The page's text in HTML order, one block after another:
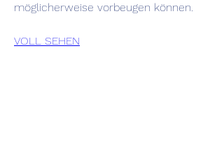
möglicherweise vorbeugen können.
VOLL SEHEN